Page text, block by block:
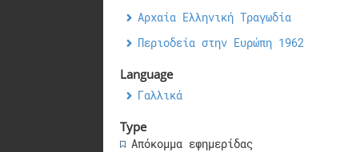
Αρχαία Ελληνική Τραγωδία
Περιοδεία στην Ευρώπη 1962
Language
Γαλλικά
Type
Απόκομμα εφημερίδας